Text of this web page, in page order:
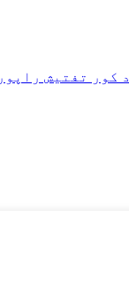
د کور تفتیش راپور